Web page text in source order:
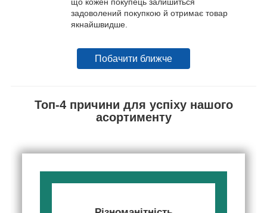
що кожен покупець залишиться
задоволений покупкою й отримає товар
якнайшвидше.
Побачити ближче
Топ-4 причини для успіху нашого
асортименту